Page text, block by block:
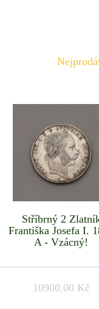
Stříbrný 2
Františka Josefa I.
A - Vzácný!
10900.00 Kč